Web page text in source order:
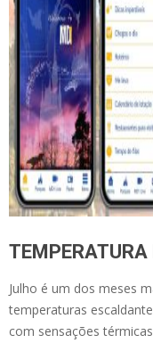
TEMPERATURA
Julho é um dos meses
temperaturas
com sensações